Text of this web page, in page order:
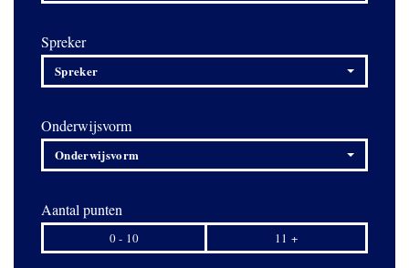
Spreker
Spreker
Onderwijsvorm
Onderwijsvorm
Aantal punten
0 - 10 11 +